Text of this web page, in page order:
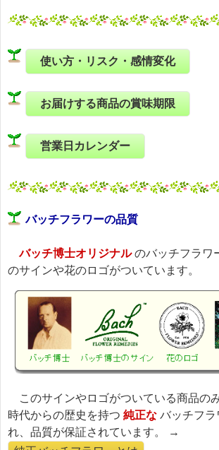
使い方・リスク・感情変化
お届けする商品の賞味期限
営業日カレンダー
バッチフラワーの品質
バッチ博士オリジナルのバッチフラワ
のサインや花のロゴがついています。
このサインやロゴがついている商品の
時代からの歴史を持つ 純正な バッチフラ
れ、品質が保証されています。 →